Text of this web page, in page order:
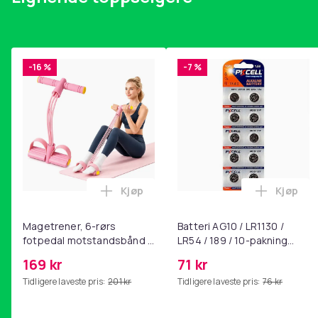
-16 %
Magetrener, 6-rørs
fotpedal motstandsbånd -
yoga og
hjemmegymnastikk Pink
169 kr
Tidligere laveste pris: 201 kr
Legg Magetrener, 6-rørs fotpedal
Kjøp
-7 %
Batteri AG10 / LR1130 /
LR54 / 189 / 10-pakning
71 kr
Tidligere laveste pris: 76 kr
Legg
Kjøp